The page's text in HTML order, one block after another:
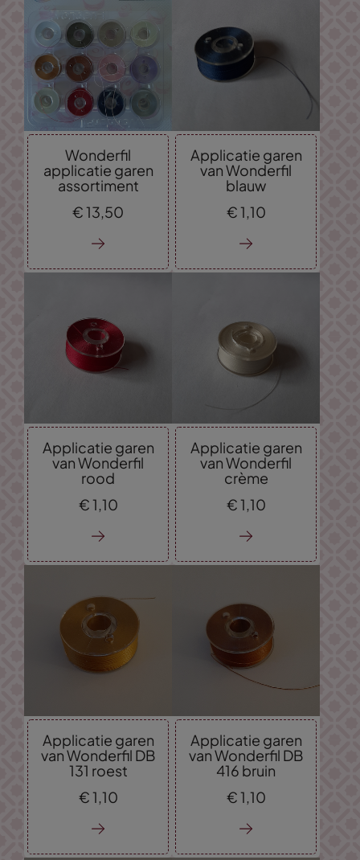
Wonderfil
applicatie garen
assortiment
€13,50
Applicatie garen
van Wonderfil
blauw
€1,10
Applicatie garen
van Wonderfil
rood
€1,10
Applicatie garen
van Wonderfil
crème
€1,10
Applicatie garen
van Wonderfil DB
131 roest
€1,10
Applicatie garen
van Wonderfil DB
416 bruin
€1,10